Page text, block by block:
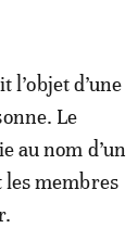
l’objet d’une
Le
au nom d’un
les membres